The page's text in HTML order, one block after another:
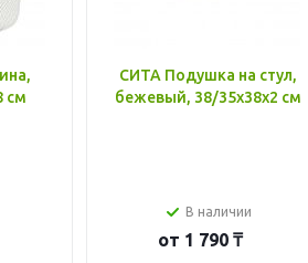
см
СИТА Подушка на стул,
бежевый, 38/35x38x2 см
В наличии
от 1 790 ₸